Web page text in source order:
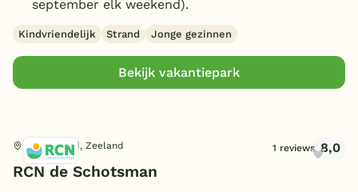
Wasmachine/droger(5)
Overdekt Terras/veranda(15)
(Sfeer)haard(7)
september elk weekend).
Kindvriendelijk Strand Jonge gezinnen
Bekijk vakantiepark
Kamperland, Zeeland 1 reviews 8,0
RCN de Schotsman